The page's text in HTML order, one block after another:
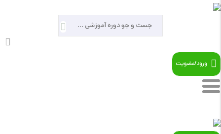
ورود/عضویت